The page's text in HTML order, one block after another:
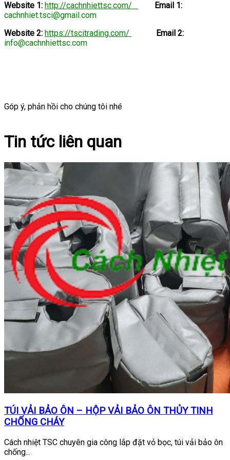
Website 1: http://cachnhiettsc.com/ Email 1:
cachnhiet.tsci@gmail.com
Website 2: https://tscitrading.com/ Email 2:
info@cachnhiettsc.com
Góp ý, phản hồi cho chúng tôi nhé
Tin tức liên quan
TÚI VẢI BẢO ÔN – HỘP VẢI BẢO ÔN THỦY TINH
CHỐNG CHÁY
Cách nhiệt TSC chuyên gia công lắp đặt vỏ bọc, túi vải bảo ôn
chống...